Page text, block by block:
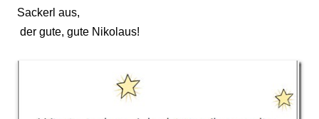
Sackerl aus,
der gute, gute Nikolaus!